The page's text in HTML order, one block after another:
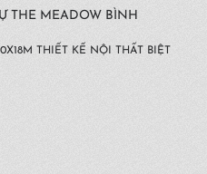
THE MEADOW BÌNH
THIẾT KẾ NỘI THẤT BIỆT